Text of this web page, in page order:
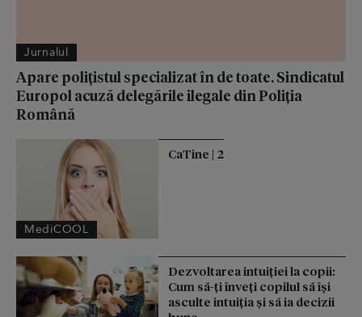
Jurnalul
Apare polițistul specializat în de toate. Sindicatul
Europol acuză delegările ilegale din Poliția
Română
MediCOOL
CaTine | 2
Dezvoltarea intuiției la copii:
Cum să-ți înveți copilul să își
asculte intuiția și să ia decizii